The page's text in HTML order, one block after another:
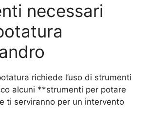
necessari
richiede l’uso di strumenti
alcuni **strumenti per potare
ti serviranno per un intervento